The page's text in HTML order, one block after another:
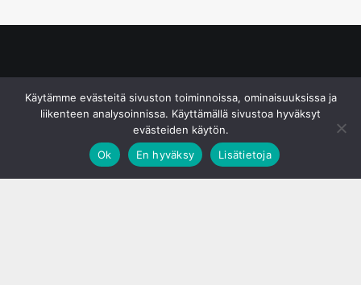
Käytämme evästeitä sivuston toiminnoissa, ominaisuuksissa ja
liikenteen analysoinnissa. Käyttämällä sivustoa hyväksyt
evästeiden käytön.
Ok
En hyväksy Lisätietoja